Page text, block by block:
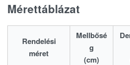
Mérettáblázat
Rendelési
méret
Mellbősé
g
(cm)